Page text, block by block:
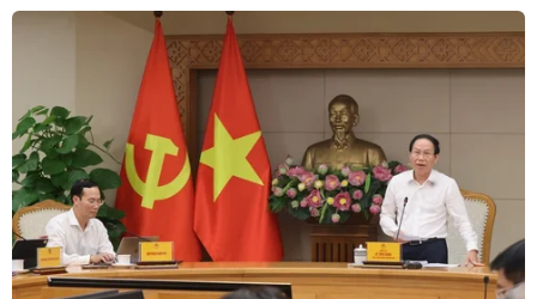
Phim "Vị" của đạo diễn Lê Bảo tỏa sáng tại
Liên hoan phim Berlinale
05/03/2021 14:47
Ban giám khảo đánh giá bộ phim của đạo diễn trẻ Việt